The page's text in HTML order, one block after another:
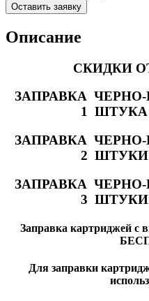
Оставить заявку
Описание
СКИДКИ
ЗАПРАВКА
1 ШТУКА
ЗАПРАВКА
2 ШТУКИ
ЗАПРАВКА
3 ШТУКИ
Заправка картриджей с
Для заправки